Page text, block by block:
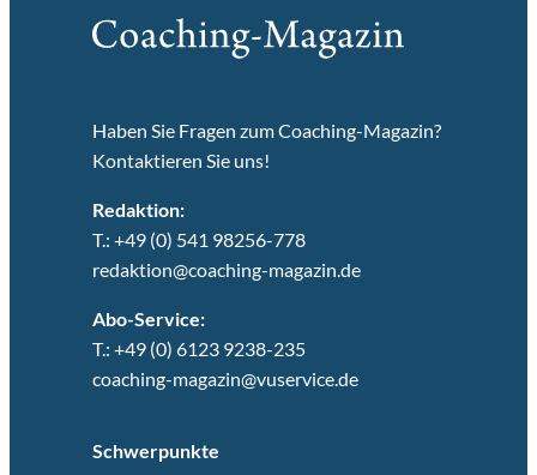
Haben Sie Fragen zum Coaching-Magazin?
Kontaktieren Sie uns!
Redaktion:
T.: +49 (0) 541 98256-778
redaktion@coaching-magazin.de
Abo-Service:
T.: +49 (0) 6123 9238-235
coaching-magazin@vuservice.de
Schwerpunkte